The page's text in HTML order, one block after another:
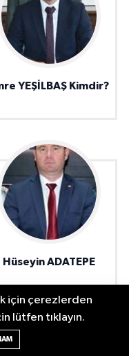
YEŞİLBAŞ Kimdir?
Hüseyin ADATEPE
için çerezlerden
lütfen tıklayın.
Hande